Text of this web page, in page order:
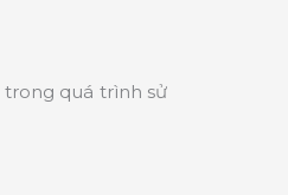
trong quá trình sử